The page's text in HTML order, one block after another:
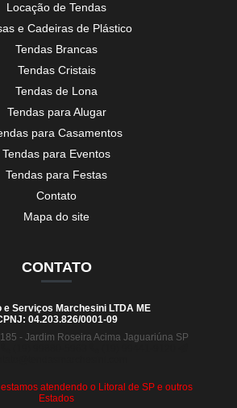
Locação de Tendas
e Cadeiras de Plástico
Tendas Brancas
Tendas Cristais
Tendas de Lona
Tendas para Alugar
para Casamentos
Tendas para Eventos
Tendas para Festas
Contato
Mapa do site
CONTATO
e Serviços Marchesini LTDA ME
04.203.826/0001-09
- Jardim Roseira Acima Jaguariúna SP
atendendo o Litoral de SP e outros
Estados